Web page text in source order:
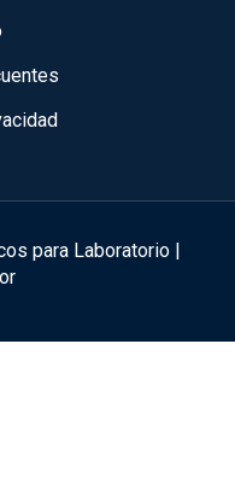
para Laboratorio |